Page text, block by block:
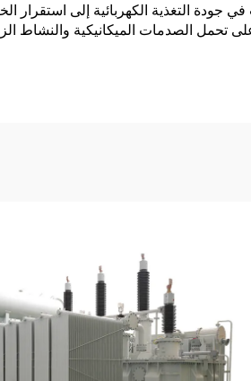
جودة التغذية الكهربائية إلى استقرار
على تحمل الصدمات الميكانيكية والنشاط